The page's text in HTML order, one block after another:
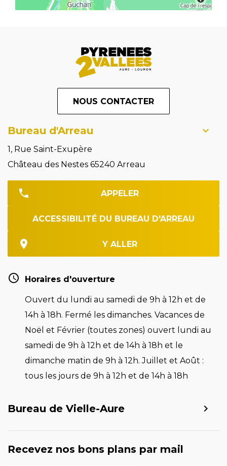
NOUS CONTACTER
Bureau d'Arreau
1, Rue Saint-Exupère
Château des Nestes 65240 Arreau
APPELER
ACCESSIBILITÉ DU BUREAU D'ARREAU
Y ALLER
Horaires d'ouverture
Ouvert du lundi au samedi de 9h à 12h et de
14h à 18h. Fermé les dimanches. Vacances de
Noël et Février (toutes zones) ouvert lundi au
samedi de 9h à 12h et de 14h à 18h et le
dimanche matin de 9h à 12h. Juillet et Août :
tous les jours de 9h à 12h et de 14h à 18h
Bureau de Vielle-Aure
Recevez nos bons plans par mail